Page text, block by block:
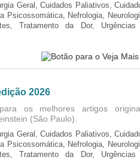
Geral, Cuidados Paliativos,
Psicossomática, Nefrologia,
Tratamento da Dor,
2026
os melhores artigos
(São Paulo).
Geral, Cuidados Paliativos,
Psicossomática, Nefrologia,
Tratamento da Dor,